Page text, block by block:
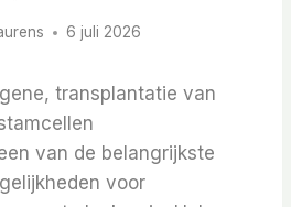
6 juli 2026
transplantatie van
van de belangrijkste
voor